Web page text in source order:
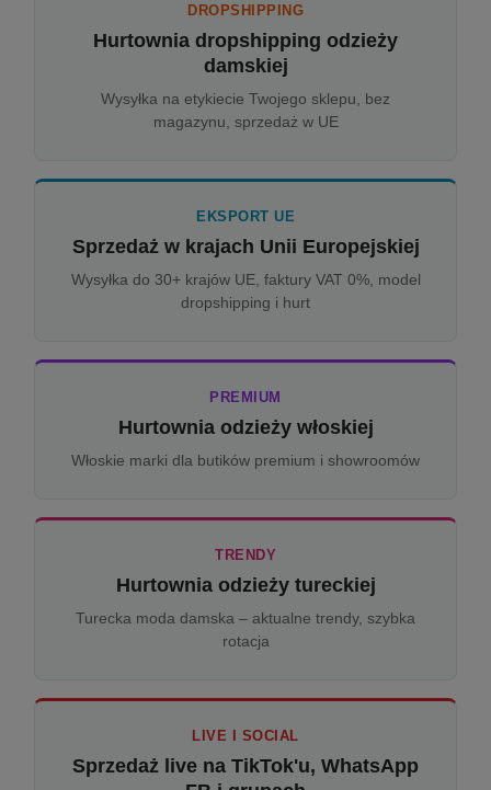
DROPSHIPPING
Hurtownia dropshipping odzieży
damskiej
Wysyłka na etykiecie Twojego sklepu, bez
magazynu, sprzedaż w UE
EKSPORT UE
Sprzedaż w krajach Unii Europejskiej
Wysyłka do 30+ krajów UE, faktury VAT 0%, model
dropshipping i hurt
PREMIUM
Hurtownia odzieży włoskiej
Włoskie marki dla butików premium i showroomów
TRENDY
Hurtownia odzieży tureckiej
Turecka moda damska – aktualne trendy, szybka
rotacja
LIVE I SOCIAL
Sprzedaż live na TikTok'u, WhatsApp